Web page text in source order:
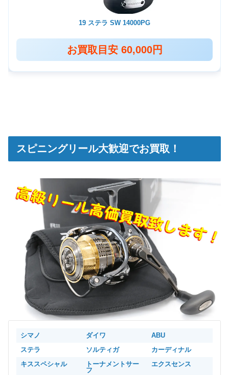
19 ステラ SW 14000PG
お買取目安 60,000円
スピニングリール大歓迎でお買取！
シマノ ダイワ
ABU
ステラ
ソルティガ
カーディナル
キススペシャル
トーナメントサー
フ
エクスセンス